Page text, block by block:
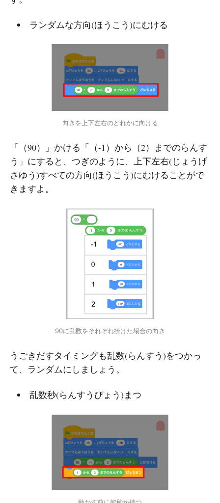
ランダムな方向(ほうこう)にむける
向きを上下左右のどれかに向ける
「（90）」かける「（-1）から（2）までのらんす
う」にすると、つぎのように、上下左右(じょうげ
さゆう)すべての方向(ほうこう)にむけることがで
きますよ。
90に乱数をそれぞれ掛けた場合の向き
うごきだすタイミングも乱数(らんすう)をつかっ
て、ランダムにしましょう。
乱数秒(らんすうびょう)まつ